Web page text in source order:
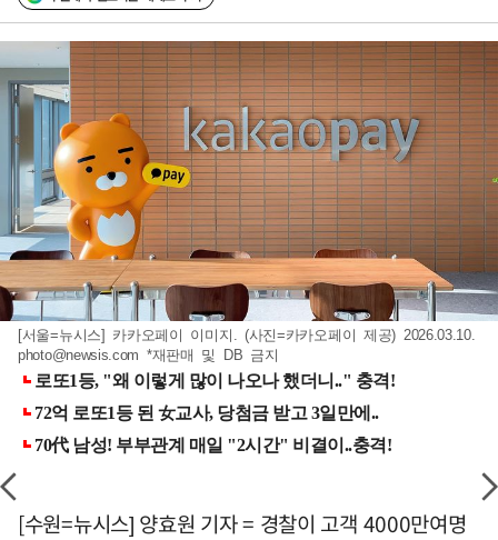
[서울=뉴시스] 카카오페이 이미지. (사진=카카오페이 제공) 2026.03.10.
photo@newsis.com *재판매 및 DB 금지
[수원=뉴시스] 양효원 기자 = 경찰이 고객 4000만여명